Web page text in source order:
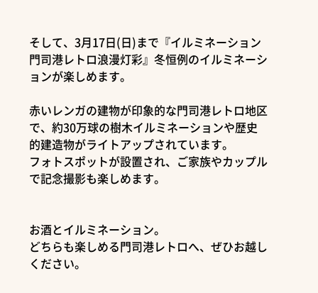
そして、3月17日(日)まで『イルミネーション
門司港レトロ浪漫灯彩』冬恒例のイルミネーシ
ョンが楽しめます。
赤いレンガの建物が印象的な門司港レトロ地区
で、約30万球の樹木イルミネーションや歴史
的建造物がライトアップされています。
フォトスポットが設置され、ご家族やカップル
で記念撮影も楽しめます。
お酒とイルミネーション。
どちらも楽しめる門司港レトロへ、ぜひお越し
ください。